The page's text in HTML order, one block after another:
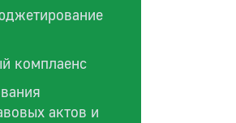
комплаенс
актов и